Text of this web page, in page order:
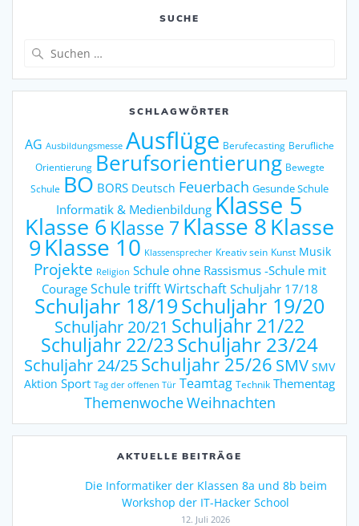
SUCHE
SCHLAGWÖRTER
AG Ausbildungsmesse Ausflüge Berufecasting Berufliche
Orientierung Berufsorientierung Bewegte
Schule BO BORS Deutsch Feuerbach Gesunde Schule
Informatik & Medienbildung Klasse 5
Klasse 6Klasse 7 Klasse 8Klasse
9Klasse 10 Klassensprecher Kreativ sein Kunst Musik
Projekte Religion Schule ohne Rassismus -Schule mit
Courage Schule trifft Wirtschaft Schuljahr 17/18
Schuljahr 18/19Schuljahr 19/20
Schuljahr 20/21 Schuljahr 21/22
Schuljahr 22/23Schuljahr 23/24
Schuljahr 24/25Schuljahr 25/26 SMV SMV
Aktion Sport Tag der offenen Tür Teamtag Technik Thementag
ThemenwocheWeihnachten
AKTUELLE BEITRÄGE
Die Informatiker der Klassen 8a und 8b beim
Workshop der IT-Hacker School
12. Juli 2026